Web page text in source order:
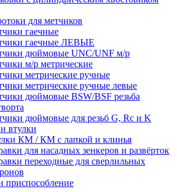
для метчиков
гаечные
гаечные ЛЕВЫЕ
дюймовые UNC/UNF м/р
м/р метрические
метрические ручные
метрические ручные левые
дюймовые BSW/BSF резьба
дюймовые для резьб G, Rc и K
втулки
КМ / КМ с лапкой и клинья
для насадных зенкеров и развёрток
переходные для сверлильных
приспособление